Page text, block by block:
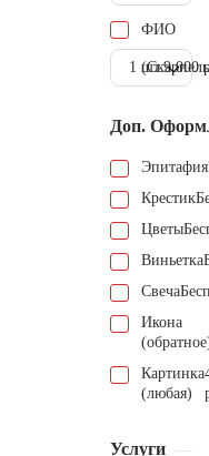
ФИО
1 шт.9.000
Доп.
Эпитафия
Крестик
Цветы
Виньетка
Свеча
Икона
Картинка
(любая)
Услуги